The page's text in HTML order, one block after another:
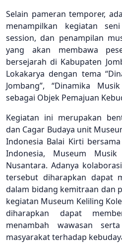
Selain pameran temporer,
menampilkan kegiatan
session, dan penampilan
yang akan membawa
bersejarah di Kabupaten
Lokakarya dengan tema
Jombang”, “Dinamika
sebagai Objek Pemajuan
Kegiatan ini merupakan
dan Cagar Budaya unit
Indonesia Balai Kirti
Indonesia, Museum
Nusantara. Adanya
tersebut diharapkan dapat
dalam bidang kemitraan dan
kegiatan Museum Keliling
diharapkan dapat
menambah wawasan
masyarakat terhadap